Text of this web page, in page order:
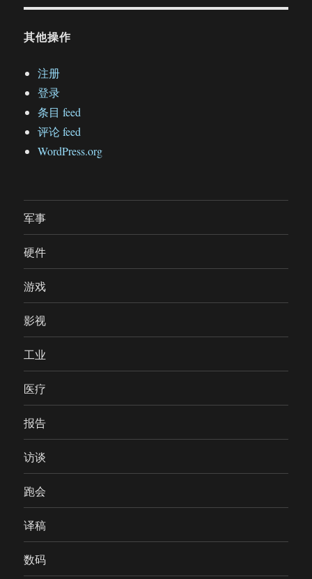
其他操作
注册
登录
条目 feed
评论 feed
WordPress.org
军事
硬件
游戏
影视
工业
医疗
报告
访谈
跑会
译稿
数码